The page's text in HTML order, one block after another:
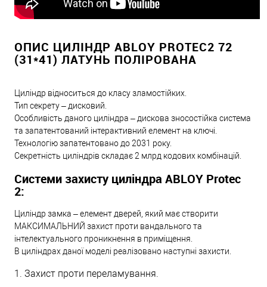
ОПИС ЦИЛІНДР ABLOY PROTEC2 72
(31*41) ЛАТУНЬ ПОЛІРОВАНА
Циліндр відноситься до класу зламостійких.
Тип секрету – дисковий.
Особливість даного циліндра – дискова зносостійка система
та запатентований інтерактивний елемент на ключі.
Технологію запатентовано до 2031 року.
Секретність циліндрів складає 2 млрд кодових комбінацій.
Системи захисту циліндра ABLOY Protec
2:
Циліндр замка – елемент дверей, який має створити
МАКСИМАЛЬНИЙ захист проти вандального та
інтелектуального проникнення в приміщення.
В циліндрах даної моделі реалізовано наступні захисти.
1. Захист проти переламування.